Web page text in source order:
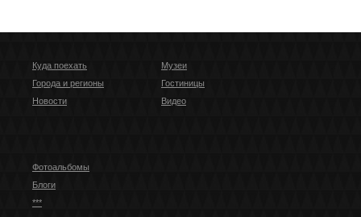
Куда поехать
Города и регионы
Новости
Музеи
Гостиницы
Видео
Фотоальбомы
Блоги
***